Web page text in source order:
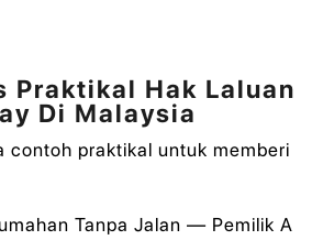
Praktikal Hak Laluan
Di Malaysia
contoh praktikal untuk memberi
Tanpa Jalan — Pemilik A